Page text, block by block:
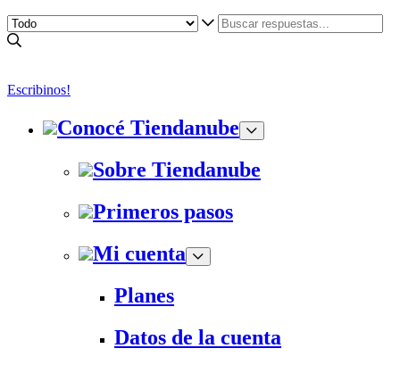
Escribinos!
Conocé Tiendanube
Sobre Tiendanube
Primeros pasos
Mi cuenta
Planes
Datos de la cuenta